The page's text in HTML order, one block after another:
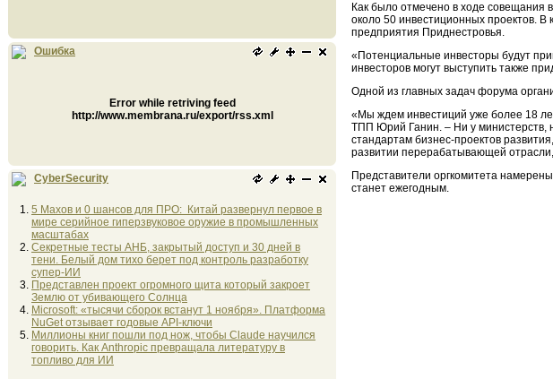
Ошибка
Error while retriving feed
http://www.membrana.ru/export/rss.xml
CyberSecurity
5 Махов и 0 шансов для ПРО: Китай развернул первое в
мире серийное гиперзвуковое оружие в промышленных
масштабах
Секретные тесты АНБ, закрытый доступ и 30 дней в
тени. Белый дом тихо берет под контроль разработку
супер-ИИ
Представлен проект огромного щита который закроет
Землю от убивающего Солнца
Microsoft: «тысячи сборок встанут 1 ноября». Платформа
NuGet отзывает годовые API-ключи
Миллионы книг пошли под нож, чтобы Claude научился
говорить. Как Anthropic превращала литературу в
топливо для ИИ
Как было отмечено в ходе совещания
около 50 инвестиционных проектов. В
предприятия Приднестровья.
«Потенциальные инвесторы будут
инвесторов могут выступить также
Одной из главных задач форума
«Мы ждем инвестиций уже более 18
ТПП Юрий Ганин. – Ни у министерств,
стандартам бизнес-проектов
развитии перерабатывающей
Представители оргкомитета
станет ежегодным.